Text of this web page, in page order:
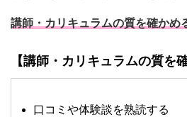
講師・カリキュラムの質を確かめ
【講師・カリキュラムの質を
口コミや体験談を熟読する